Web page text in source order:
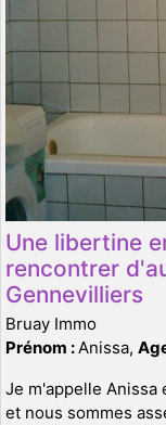
Une libertine
rencontrer
Gennevilliers
Bruay Immo
Prénom :Anissa,
Je m'appelle Anissa
et nous sommes